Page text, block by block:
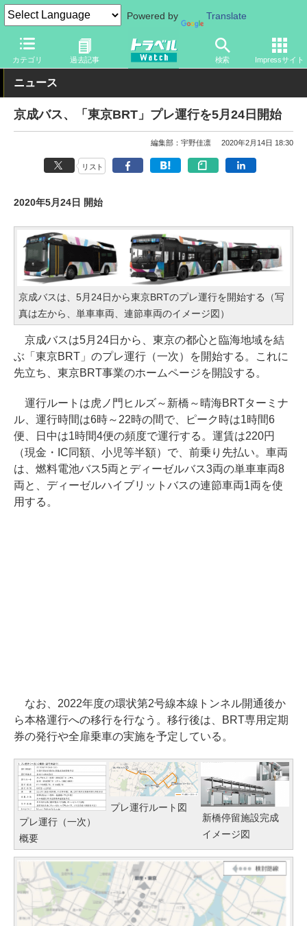
Powered by Translate
カテゴリ 過去記事 検索 Impressサイト
トラベル Watch 旅の方法 バス旅 路線バス
ニュース
京成バス、「東京BRT」プレ運行を5月24日開始
編集部：宇野佳凛 2020年2月14日 18:30
リスト
2020年5月24日 開始
京成バスは、5月24日から東京BRTのプレ運行を開始する（写
真は左から、単車車両、連節車両のイメージ図）
京成バスは5月24日から、東京の都心と臨海地域を結
ぶ「東京BRT」のプレ運行（一次）を開始する。これに
先立ち、東京BRT事業のホームページを開設する。
運行ルートは虎ノ門ヒルズ～新橋～晴海BRTターミナ
ル、運行時間は6時～22時の間で、ピーク時は1時間6
便、日中は1時間4便の頻度で運行する。運賃は220円
（現金・IC同額、小児等半額）で、前乗り先払い。車両
は、燃料電池バス5両とディーゼルバス3両の単車車両8
両と、ディーゼルハイブリットバスの連節車両1両を使
用する。
なお、2022年度の環状第2号線本線トンネル開通後か
ら本格運行への移行を行なう。移行後は、BRT専用定期
券の発行や全扉乗車の実施を予定している。
プレ運行（一次）
概要
プレ運行ルート図
新橋停留施設完成
イメージ図